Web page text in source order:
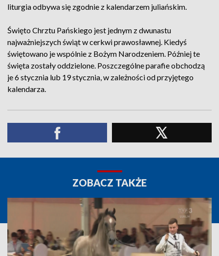
liturgia odbywa się zgodnie z kalendarzem juliańskim.
Święto Chrztu Pańskiego jest jednym z dwunastu
najważniejszych świąt w cerkwi prawosławnej. Kiedyś
świętowano je wspólnie z Bożym Narodzeniem. Później te
święta zostały oddzielone. Poszczególne parafie obchodzą
je 6 stycznia lub 19 stycznia, w zależności od przyjętego
kalendarza.
ZOBACZ TAKŻE